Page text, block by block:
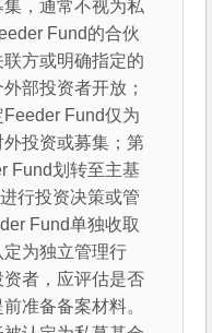
，通常不视为私
Fund的合伙
方或明确指定的
部投资者开放；
Fund仅为
投资或募集；第
Fund划转至主基
行投资决策或管
Fund单独收取
为独立管理行
者，应评估是否
准备备案材料。